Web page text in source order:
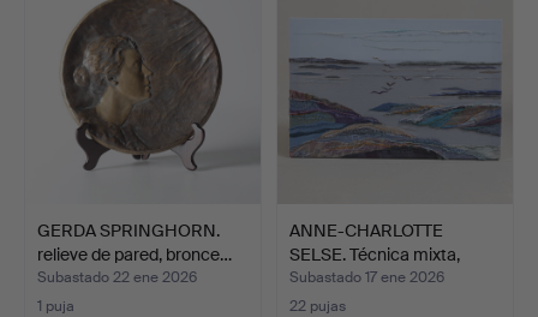
GERDA SPRINGHORN.
relieve de pared, bronce…
Subastado 22 ene 2026
1 puja
ANNE-CHARLOTTE
SELSE. Técnica mixta,
texti…
Subastado 17 ene 2026
22 pujas